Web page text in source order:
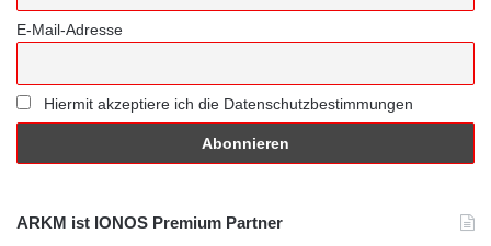
E-Mail-Adresse
Hiermit akzeptiere ich die Datenschutzbestimmungen
ARKM ist IONOS Premium Partner